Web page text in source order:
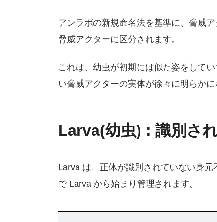
アンラボの新規命名法を基準に、脅威
脅威アクターに区分されます。
これは、幼虫が初期には似た姿をして
い脅威アクターの実体が徐々に明らか
Larva(幼虫) : 識別さ
Larva は、正体が識別されていない身
で Larva から始まり管理されます。